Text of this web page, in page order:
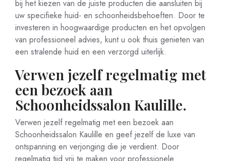
bij het kiezen van de juiste producten die aansluiten bij
uw specifieke huid- en schoonheidsbehoeften. Door te
investeren in hoogwaardige producten en het opvolgen
van professioneel advies, kunt u ook thuis genieten van
een stralende huid en een verzorgd uiterlijk.
Verwen jezelf regelmatig met
een bezoek aan
Schoonheidssalon Kaulille.
Verwen jezelf regelmatig met een bezoek aan
Schoonheidssalon Kaulille en geef jezelf de luxe van
ontspanning en verjonging die je verdient. Door